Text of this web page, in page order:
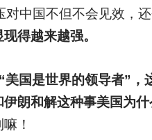
中国不但不会见效，
得越来越强。
国是世界的领导者”，
朗和解这种事美国为什
！